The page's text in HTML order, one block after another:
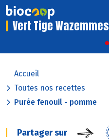
Vert Tige Wazemmes
Accueil
Toutes nos recettes
Purée fenouil - pomme
Partager sur